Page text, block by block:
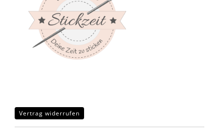
Vertrag widerrufen